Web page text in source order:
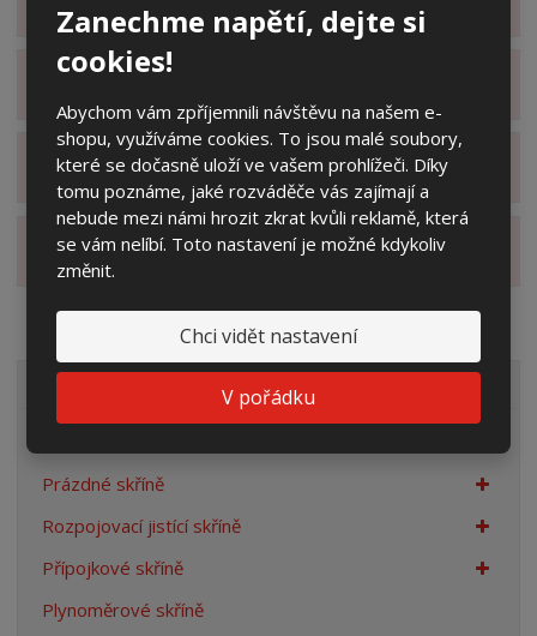
Zanechme napětí, dejte si
cookies!
Abychom vám zpříjemnili návštěvu na našem e-
shopu, využíváme cookies. To jsou malé soubory,
které se dočasně uloží ve vašem prohlížeči. Díky
tomu poznáme, jaké rozváděče vás zajímají a
nebude mezi námi hrozit zkrat kvůli reklamě, která
se vám nelíbí. Toto nastavení je možné kdykoliv
změnit.
Chci vidět nastavení
V pořádku
Zobrazit hodnocení produktu
Zobrazit alternativní produkty
Prázdné skříně
Rozpojovací jistící skříně
Přípojkové skříně
Plynoměrové skříně